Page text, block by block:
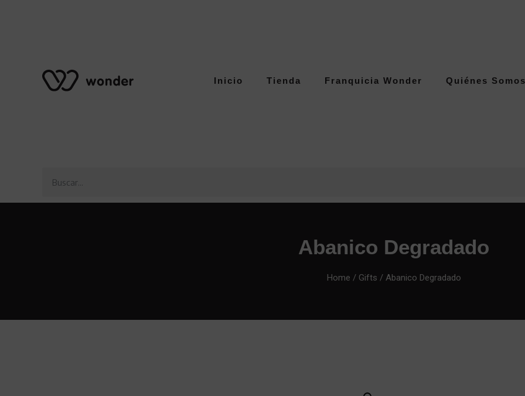
Inicio Tienda Franquicia Wonder Quiénes Somos
Abanico Degradado
Home / Gifts / Abanico Degradado